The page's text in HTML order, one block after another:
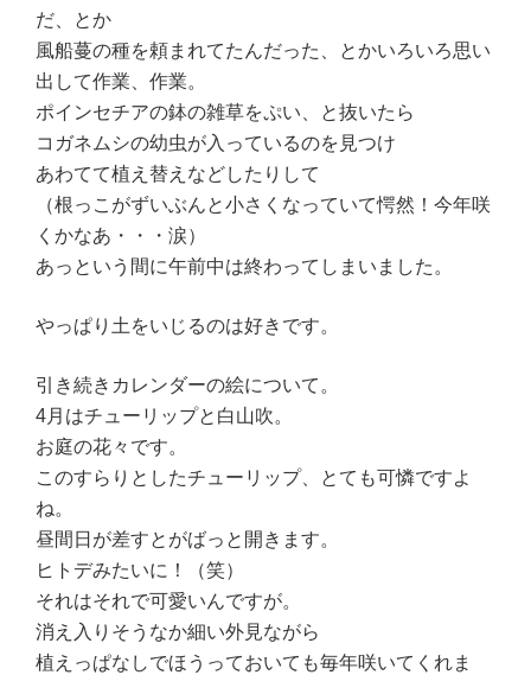
だ、とか
風船蔓の種を頼まれてたんだった、とかいろいろ思い
出して作業、作業。
ポインセチアの鉢の雑草をぷい、と抜いたら
コガネムシの幼虫が入っているのを見つけ
あわてて植え替えなどしたりして
（根っこがずいぶんと小さくなっていて愕然！今年咲
くかなあ・・・涙）
あっという間に午前中は終わってしまいました。
やっぱり土をいじるのは好きです。
引き続きカレンダーの絵について。
4月はチューリップと白山吹。
お庭の花々です。
このすらりとしたチューリップ、とても可憐ですよ
ね。
昼間日が差すとがばっと開きます。
ヒトデみたいに！（笑）
それはそれで可愛いんですが。
消え入りそうなか細い外見ながら
植えっぱなしでほうっておいても毎年咲いてくれま